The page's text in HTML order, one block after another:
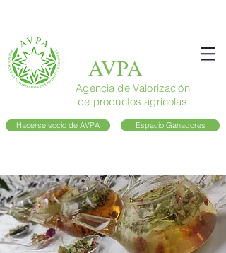
AVPA
Agencia de Valorización
de productos agrícolas
Hacerse socio de AVPA Espacio Ganadores